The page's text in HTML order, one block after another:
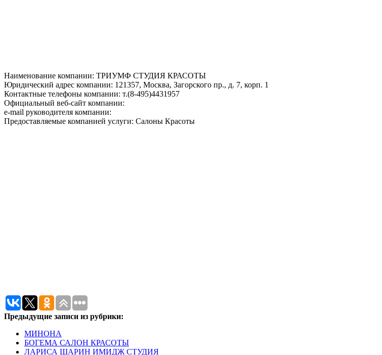
Наименование компании: ТРИУМФ СТУДИЯ КРАСОТЫ
Юридический адрес компании: 121357, Москва, Загорского пр., д. 7, корп. 1
Контактные телефоны компании: т.(8-495)4431957
Официальный веб-сайт компании:
e-mail руководителя компании:
Предоставляемые компанией услуги: Салоны Красоты
Предыдущие записи из рубрики:
МИНОНА
БОГЕМА САЛОН КРАСОТЫ
ЛАРИСА ШАРИН ИМИДЖ СТУДИЯ